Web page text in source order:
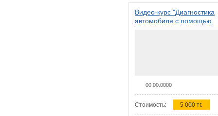
Видео-курс "Диагностика
автомобиля с помощью
00.00.0000
Стоимость: 5 000 тг.